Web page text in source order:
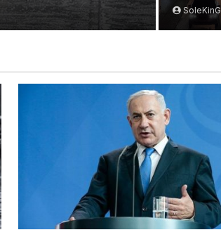
SoleKinG